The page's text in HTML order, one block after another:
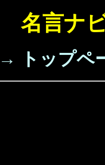
名言ナ
→ トップペ